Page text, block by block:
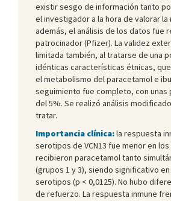
existir sesgo de información tanto
el investigador a la hora de valorar
además, el análisis de los datos fue
patrocinador (Pfizer). La validez
limitada también, al tratarse de una
idénticas características étnicas,
el metabolismo del paracetamol e
seguimiento fue completo, con unas
del 5%. Se realizó análisis
tratar.
Importancia clínica:la respuesta
serotipos de VCN13 fue menor en
recibieron paracetamol tanto
(grupos 1 y 3), siendo significativo en
serotipos (p < 0,0125). No hubo
de refuerzo. La respuesta inmune